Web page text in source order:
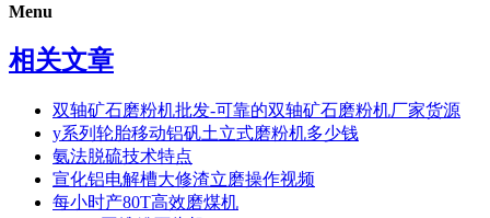
Menu
相关文章
双轴矿石磨粉机批发-可靠的双轴矿石磨粉机厂家货源
y系列轮胎移动铝矾土立式磨粉机多少钱
氨法脱硫技术特点
宣化铝电解槽大修渣立磨操作视频
每小时产80T高效磨煤机